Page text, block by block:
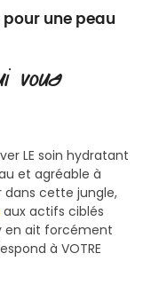
une peau
vous
LE soin hydratant
et agréable à
dans cette jungle,
aux actifs ciblés
en ait forcément
à VOTRE